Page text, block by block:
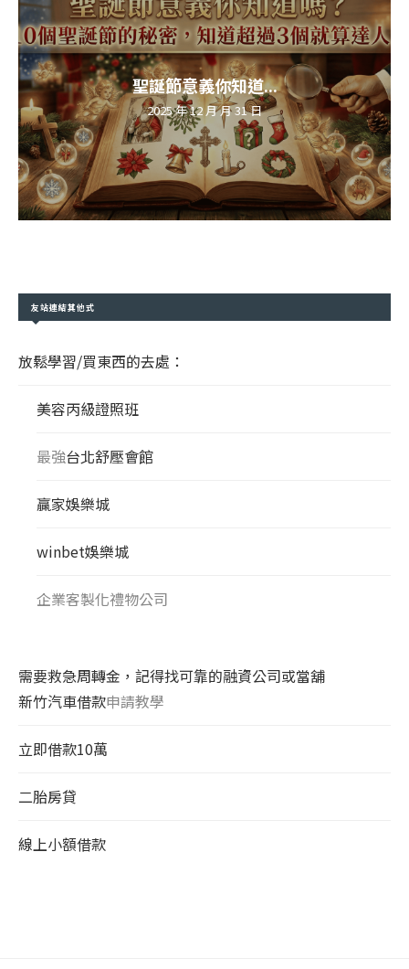
聖誕節意義你知道...
2025 年 12 月 月 31 日
友站連結其他式
放鬆學習/買東西的去處：
美容丙級證照班
最強台北舒壓會館
贏家娛樂城
winbet娛樂城
企業客製化禮物公司
需要救急周轉金，記得找可靠的融資公司或當舖
新竹汽車借款申請教學
立即借款10萬
二胎房貸
線上小額借款